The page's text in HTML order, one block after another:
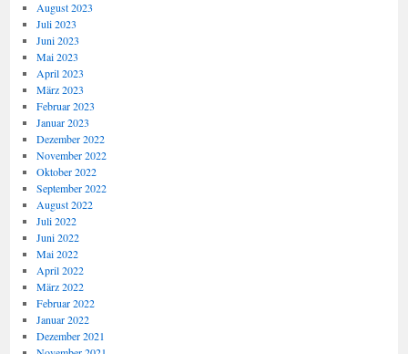
August 2023
Juli 2023
Juni 2023
Mai 2023
April 2023
März 2023
Februar 2023
Januar 2023
Dezember 2022
November 2022
Oktober 2022
September 2022
August 2022
Juli 2022
Juni 2022
Mai 2022
April 2022
März 2022
Februar 2022
Januar 2022
Dezember 2021